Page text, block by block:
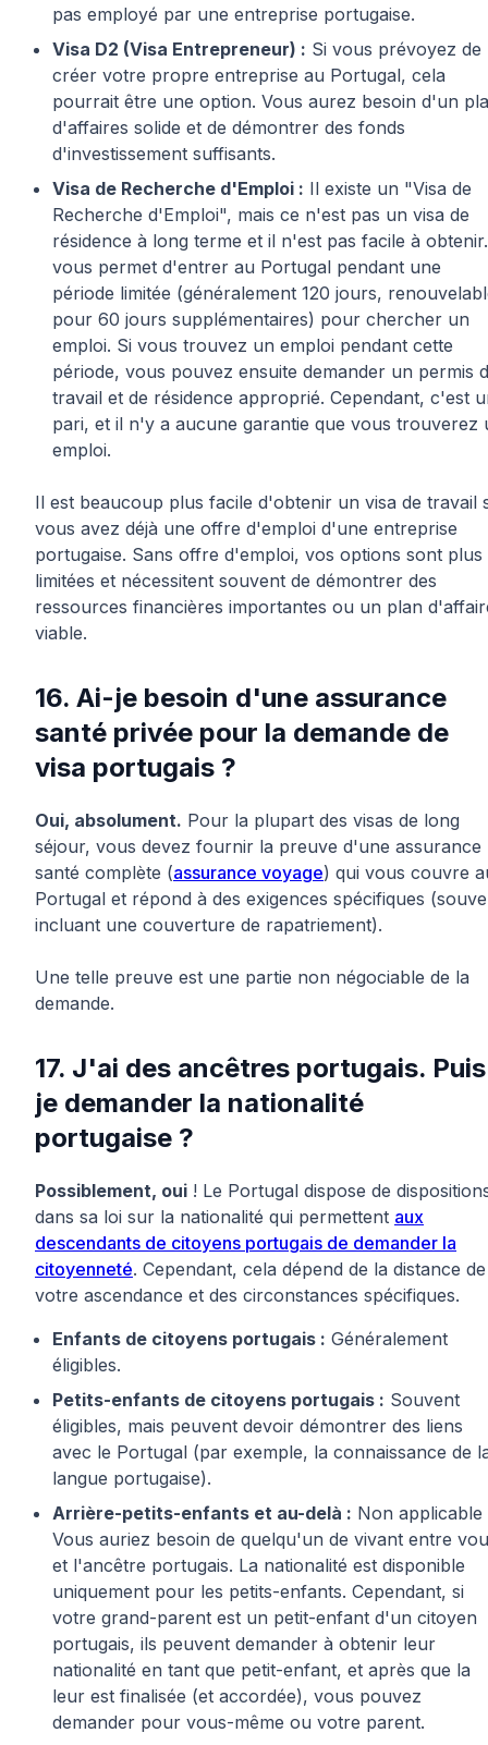
pas employé par une entreprise portugaise.
Visa D2 (Visa Entrepreneur) : Si vous prévoyez de
créer votre propre entreprise au Portugal, cela
pourrait être une option. Vous aurez besoin d'un
d'affaires solide et de démontrer des fonds
d'investissement suffisants.
Visa de Recherche d'Emploi : Il existe un "Visa de
Recherche d'Emploi", mais ce n'est pas un visa de
résidence à long terme et il n'est pas facile à
vous permet d'entrer au Portugal pendant une
période limitée (généralement 120 jours,
pour 60 jours supplémentaires) pour chercher un
emploi. Si vous trouvez un emploi pendant cette
période, vous pouvez ensuite demander un permis
travail et de résidence approprié. Cependant, c'est
pari, et il n'y a aucune garantie que vous trouverez
emploi.
Il est beaucoup plus facile d'obtenir un visa de travail
vous avez déjà une offre d'emploi d'une entreprise
portugaise. Sans offre d'emploi, vos options sont plus
limitées et nécessitent souvent de démontrer des
ressources financières importantes ou un plan
viable.
16. Ai-je besoin d'une assurance
santé privée pour la demande de
visa portugais ?
Oui, absolument. Pour la plupart des visas de long
séjour, vous devez fournir la preuve d'une assurance
santé complète (assurance voyage) qui vous couvre
Portugal et répond à des exigences spécifiques
incluant une couverture de rapatriement).
Une telle preuve est une partie non négociable de la
demande.
17. J'ai des ancêtres portugais.
je demander la nationalité
portugaise ?
Possiblement, oui ! Le Portugal dispose de
dans sa loi sur la nationalité qui permettent aux
descendants de citoyens portugais de demander la
citoyenneté. Cependant, cela dépend de la distance de
votre ascendance et des circonstances spécifiques.
Enfants de citoyens portugais : Généralement
éligibles.
Petits-enfants de citoyens portugais : Souvent
éligibles, mais peuvent devoir démontrer des liens
avec le Portugal (par exemple, la connaissance de
langue portugaise).
Arrière-petits-enfants et au-delà : Non applicable
Vous auriez besoin de quelqu'un de vivant entre
et l'ancêtre portugais. La nationalité est disponible
uniquement pour les petits-enfants. Cependant, si
votre grand-parent est un petit-enfant d'un citoyen
portugais, ils peuvent demander à obtenir leur
nationalité en tant que petit-enfant, et après que la
leur est finalisée (et accordée), vous pouvez
demander pour vous-même ou votre parent.